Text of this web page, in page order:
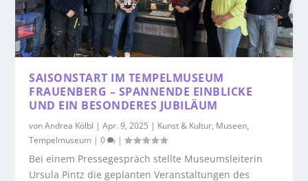
SAISONSTART IM TEMPELMUSEUM
FRAUENBERG – SPANNENDE EINBLICKE
UND EIN BESONDERES JUBILÄUM
vonAndrea Kölbl |Apr. 9, 2025 | Kunst & Kultur, Museen,
Tempelmuseum |0 |
Bei einem Pressegespräch stellte Museumsleiterin
Ursula Pintz die geplanten Veranstaltungen des